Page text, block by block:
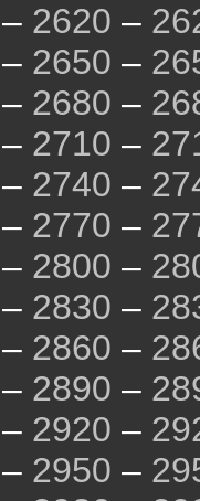
– 2620 –
– 2650 –
– 2680 –
– 2710 –
– 2740 –
– 2770 –
– 2800 –
– 2830 –
– 2860 –
– 2890 –
– 2920 –
– 2950 –